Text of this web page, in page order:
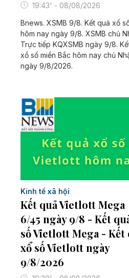
19:43' - 08/08/2026
Bnews. XSMB 9/8. Kết quả xổ
hôm nay ngày 9/8. XSMB chủ
Trực tiếp KQXSMB ngày 9/8.
xổ số miền Bắc hôm nay chủ
ngày 9/8/2026.
Kinh tế xã hội
Kết quả Vietlott Mega
6/45 ngày 9/8 - Kết
số Vietlott Mega - Kết
xổ số Vietlott ngày
9/8/2026